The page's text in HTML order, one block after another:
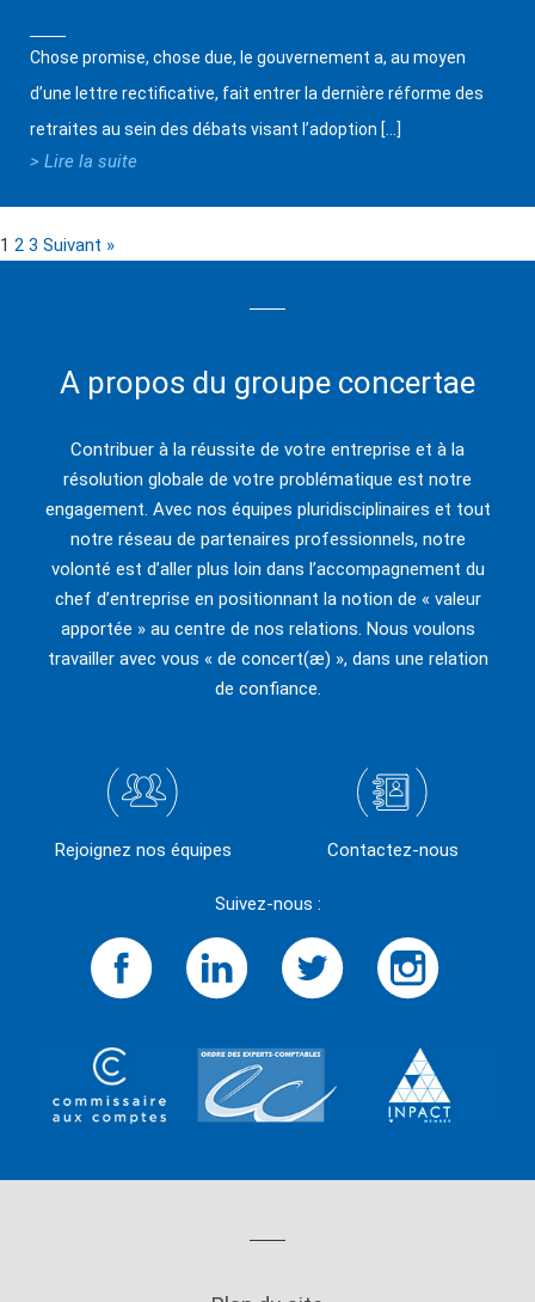
Chose promise, chose due, le gouvernement a, au moyen
d’une lettre rectificative, fait entrer la dernière réforme des
retraites au sein des débats visant l’adoption […]
> Lire la suite
1 2 3 Suivant »
A propos du groupe concertae
Contribuer à la réussite de votre entreprise et à la
résolution globale de votre problématique est notre
engagement. Avec nos équipes pluridisciplinaires et tout
notre réseau de partenaires professionnels, notre
volonté est d’aller plus loin dans l’accompagnement du
chef d’entreprise en positionnant la notion de « valeur
apportée » au centre de nos relations. Nous voulons
travailler avec vous « de concert(æ) », dans une relation
de confiance.
Suivez-nous :
Rejoignez nos équipes Contactez-nous